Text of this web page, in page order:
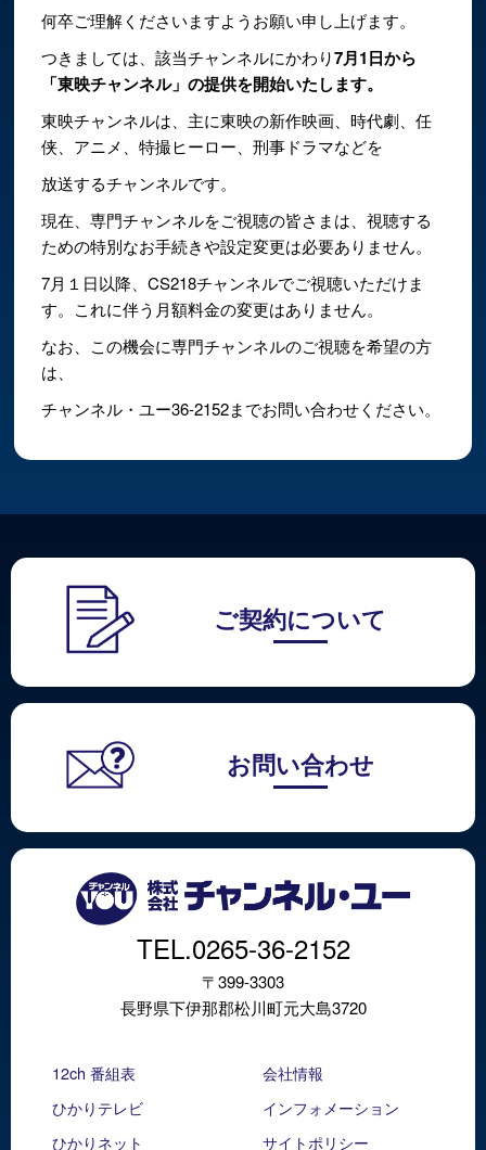
何卒ご理解くださいますようお願い申し上げます。
つきましては、該当チャンネルにかわり7月1日から
「東映チャンネル」の提供を開始いたします。
東映チャンネルは、主に東映の新作映画、時代劇、任
侠、アニメ、特撮ヒーロー、刑事ドラマなどを
放送するチャンネルです。
現在、専門チャンネルをご視聴の皆さまは、視聴する
ための特別なお手続きや設定変更は必要ありません。
7月１日以降、CS218チャンネルでご視聴いただけま
す。これに伴う月額料金の変更はありません。
なお、この機会に専門チャンネルのご視聴を希望の方
は、
チャンネル・ユー36-2152までお問い合わせください。
ご契約について
お問い合わせ
TEL.0265-36-2152
〒399-3303
長野県下伊那郡松川町元大島3720
12ch 番組表
ひかりテレビ
ひかりネット
会社情報
インフォメーション
サイトポリシー